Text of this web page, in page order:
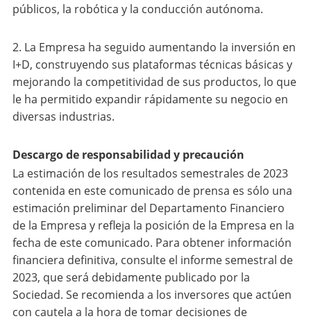
públicos, la robótica y la conducción autónoma.
2. La Empresa ha seguido aumentando la inversión en
I+D, construyendo sus plataformas técnicas básicas y
mejorando la competitividad de sus productos, lo que
le ha permitido expandir rápidamente su negocio en
diversas industrias.
Descargo de responsabilidad y precaución
La estimación de los resultados semestrales de 2023
contenida en este comunicado de prensa es sólo una
estimación preliminar del Departamento Financiero
de la Empresa y refleja la posición de la Empresa en la
fecha de este comunicado. Para obtener información
financiera definitiva, consulte el informe semestral de
2023, que será debidamente publicado por la
Sociedad. Se recomienda a los inversores que actúen
con cautela a la hora de tomar decisiones de